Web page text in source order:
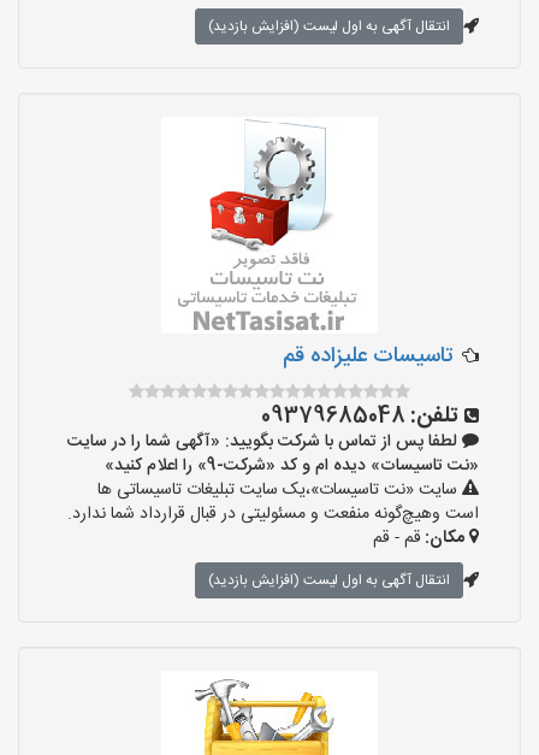
انتقال آگهی به اول لیست (افزایش بازدید)
تاسیسات علیزاده قم
تلفن: 09379685048
لطفا پس از تماس با شرکت بگویید: «آگهی شما را در سایت
«نت تاسیسات» دیده ام و کد «شرکت-9» را اعلام کنید»
سایت «نت تاسیسات»،یک سایت تبلیغات تاسیساتی ها
است وهیچ‌گونه منفعت و مسئولیتی در قبال قرارداد شما ندارد.
مکان: قم - قم
انتقال آگهی به اول لیست (افزایش بازدید)